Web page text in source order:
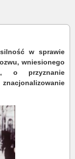
w sprawie
wniesionego
o przyznanie